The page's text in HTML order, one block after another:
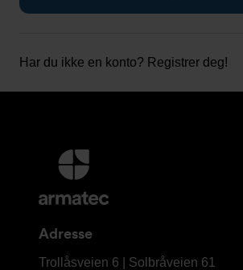
Har du ikke en konto? Registrer deg!
Mer
informasjon
og
Adresse
Armatec
Trollåsveien 6 | Solbråveien 61